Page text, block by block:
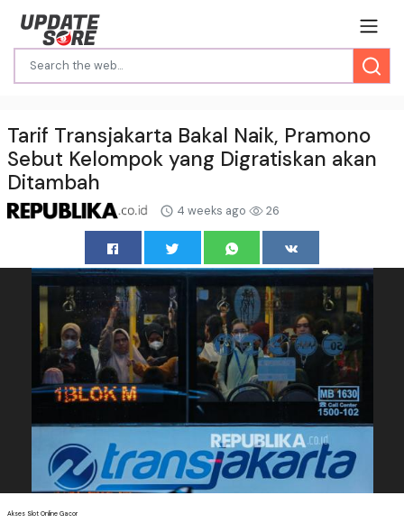
Tarif Transjakarta Bakal Naik, Pramono
Sebut Kelompok yang Digratiskan akan
Ditambah
4 weeks ago 26
Akses Slot Online Gacor